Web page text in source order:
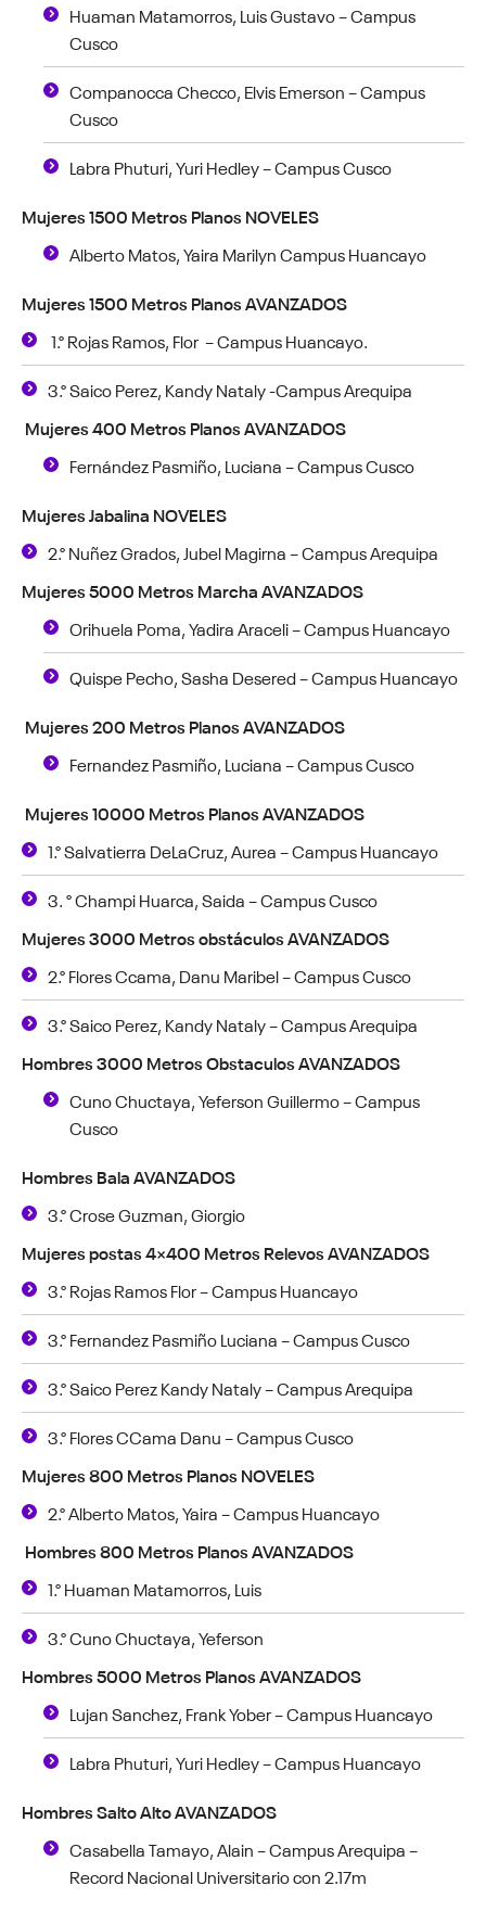
Huaman Matamorros, Luis Gustavo – Campus
Cusco
Companocca Checco, Elvis Emerson – Campus
Cusco
Labra Phuturi, Yuri Hedley – Campus Cusco
Mujeres 1500 Metros Planos NOVELES
Alberto Matos, Yaira Marilyn Campus Huancayo
Mujeres 1500 Metros Planos AVANZADOS
1.° Rojas Ramos, Flor – Campus Huancayo.
3.° Saico Perez, Kandy Nataly -Campus Arequipa
Mujeres 400 Metros Planos AVANZADOS
Fernández Pasmiño, Luciana – Campus Cusco
Mujeres Jabalina NOVELES
2.° Nuñez Grados, Jubel Magirna – Campus Arequipa
Mujeres 5000 Metros Marcha AVANZADOS
Orihuela Poma, Yadira Araceli – Campus Huancayo
Quispe Pecho, Sasha Desered – Campus Huancayo
Mujeres 200 Metros Planos AVANZADOS
Fernandez Pasmiño, Luciana – Campus Cusco
Mujeres 10000 Metros Planos AVANZADOS
1.° Salvatierra DeLaCruz, Aurea – Campus Huancayo
3. ° Champi Huarca, Saida – Campus Cusco
Mujeres 3000 Metros obstáculos AVANZADOS
2.° Flores Ccama, Danu Maribel – Campus Cusco
3.° Saico Perez, Kandy Nataly – Campus Arequipa
Hombres 3000 Metros Obstaculos AVANZADOS
Cuno Chuctaya, Yeferson Guillermo – Campus
Cusco
Hombres Bala AVANZADOS
3.° Crose Guzman, Giorgio
Mujeres postas 4×400 Metros Relevos AVANZADOS
3.° Rojas Ramos Flor – Campus Huancayo
3.° Fernandez Pasmiño Luciana – Campus Cusco
3.° Saico Perez Kandy Nataly – Campus Arequipa
3.° Flores CCama Danu – Campus Cusco
Mujeres 800 Metros Planos NOVELES
2.° Alberto Matos, Yaira – Campus Huancayo
Hombres 800 Metros Planos AVANZADOS
1.° Huaman Matamorros, Luis
3.° Cuno Chuctaya, Yeferson
Hombres 5000 Metros Planos AVANZADOS
Lujan Sanchez, Frank Yober – Campus Huancayo
Labra Phuturi, Yuri Hedley – Campus Huancayo
Hombres Salto Alto AVANZADOS
Casabella Tamayo, Alain – Campus Arequipa –
Record Nacional Universitario con 2.17m